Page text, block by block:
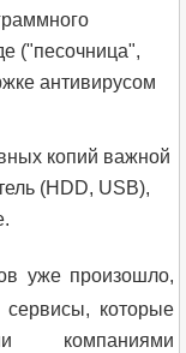
("песочница",
антивирусом
копий важной
(HDD, USB),
уже произошло,
сервисы, которые
компаниями